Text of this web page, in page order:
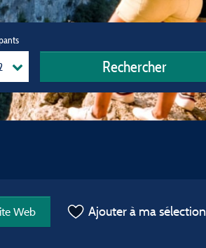
Rechercher
Web Ajouter à ma sélection